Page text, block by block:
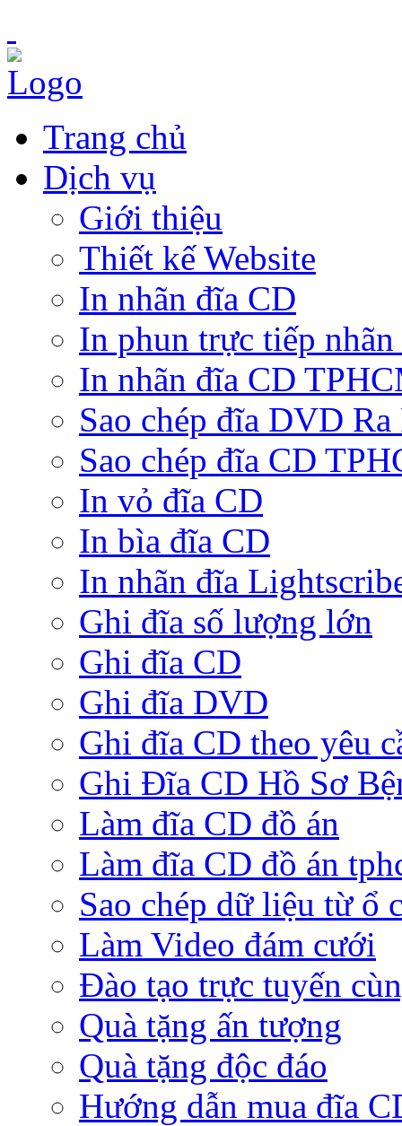
Trang chủ
Dịch vụ
Giới thiệu
Thiết kế Website
In nhãn đĩa CD
In phun trực tiếp
In nhãn đĩa CD
Sao chép đĩa DVD
Sao chép đĩa CD
In vỏ đĩa CD
In bìa đĩa CD
In nhãn đĩa
Ghi đĩa số lượng lớn
Ghi đĩa CD
Ghi đĩa DVD
Ghi đĩa CD theo yêu
Ghi Đĩa CD Hồ Sơ
Làm đĩa CD đồ án
Làm đĩa CD đồ án
Sao chép dữ liệu từ ổ
Làm Video đám cưới
Đào tạo trực tuyến
Quà tặng ấn tượng
Quà tặng độc đáo
Hướng dẫn mua đĩa